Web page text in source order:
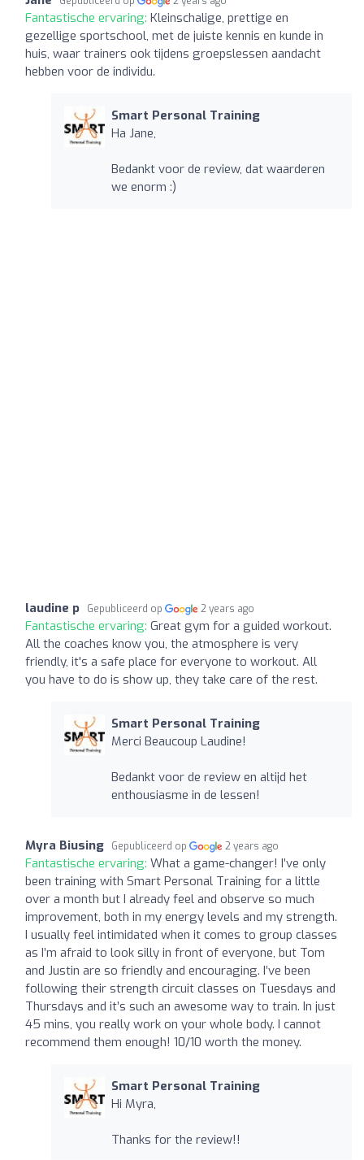
Fantastische ervaring: Kleinschalige, prettige en
gezellige sportschool, met de juiste kennis en kunde in
huis, waar trainers ook tijdens groepslessen aandacht
hebben voor de individu.
Smart Personal Training
Ha Jane,
Bedankt voor de review, dat waarderen
we enorm :)
laudine p Gepubliceerd op 2 years ago
Fantastische ervaring: Great gym for a guided workout.
All the coaches know you, the atmosphere is very
friendly, it's a safe place for everyone to workout. All
you have to do is show up, they take care of the rest.
Smart Personal Training
Merci Beaucoup Laudine!
Bedankt voor de review en altijd het
enthousiasme in de lessen!
Myra Biusing Gepubliceerd op 2 years ago
Fantastische ervaring: What a game-changer! I’ve only
been training with Smart Personal Training for a little
over a month but I already feel and observe so much
improvement, both in my energy levels and my strength.
I usually feel intimidated when it comes to group classes
as I’m afraid to look silly in front of everyone, but Tom
and Justin are so friendly and encouraging. I’ve been
following their strength circuit classes on Tuesdays and
Thursdays and it’s such an awesome way to train. In just
45 mins, you really work on your whole body. I cannot
recommend them enough! 10/10 worth the money.
Smart Personal Training
Hi Myra,
Thanks for the review!!